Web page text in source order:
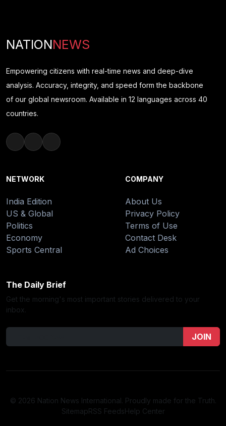
NATIONNEWS
Empowering citizens with real-time news and deep-dive
analysis. Accuracy, integrity, and speed form the backbone
of our global newsroom. Available in 12 languages across 40
countries.
NETWORK
India Edition
US & Global
Politics
Economy
Sports Central
COMPANY
About Us
Privacy Policy
Terms of Use
Contact Desk
Ad Choices
The Daily Brief
Get the morning's most important stories delivered to your
inbox.
JOIN
© 2026 Nation News International. Proudly made for the Truth.
SitemapRSS FeedsHelp Center